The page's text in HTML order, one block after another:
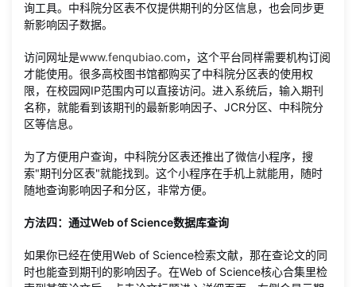
询工具。中科院分区表不仅提供期刊的分区信息，也会同步更
新影响因子数据。
访问网址是www.fenqubiao.com，这个平台同样需要机构订阅
才能使用。很多高校图书馆都购买了中科院分区表的使用权
限，在校园网IP范围内可以直接访问。进入系统后，输入期刊
名称，就能看到该期刊的最新影响因子、JCR分区、中科院分
区等信息。
为了方便用户查询，中科院分区表还推出了微信小程序，搜
索"期刊分区表"就能找到。这个小程序在手机上就能用，随时
随地查询影响因子和分区，非常方便。
方法四：通过Web of Science数据库查询
如果你已经在使用Web of Science检索文献，那在查论文的同
时也能查到期刊的影响因子。在Web of Science核心合集里检